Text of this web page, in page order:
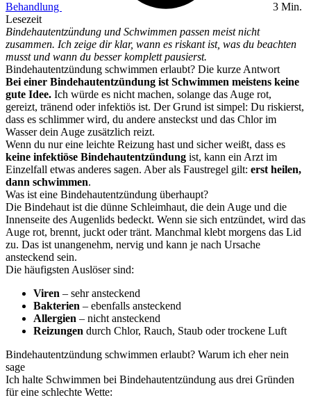
Behandlung
3 Min.
Lesezeit
Bindehautentzündung und Schwimmen passen meist nicht
zusammen. Ich zeige dir klar, wann es riskant ist, was du beachten
musst und wann du besser komplett pausierst.
Bindehautentzündung schwimmen erlaubt? Die kurze Antwort
Bei einer Bindehautentzündung ist Schwimmen meistens keine
gute Idee. Ich würde es nicht machen, solange das Auge rot,
gereizt, tränend oder infektiös ist. Der Grund ist simpel: Du riskierst,
dass es schlimmer wird, du andere ansteckst und das Chlor im
Wasser dein Auge zusätzlich reizt.
Wenn du nur eine leichte Reizung hast und sicher weißt, dass es
keine infektiöse Bindehautentzündung ist, kann ein Arzt im
Einzelfall etwas anderes sagen. Aber als Faustregel gilt: erst heilen,
dann schwimmen.
Was ist eine Bindehautentzündung überhaupt?
Die Bindehaut ist die dünne Schleimhaut, die dein Auge und die
Innenseite des Augenlids bedeckt. Wenn sie sich entzündet, wird das
Auge rot, brennt, juckt oder tränt. Manchmal klebt morgens das Lid
zu. Das ist unangenehm, nervig und kann je nach Ursache
ansteckend sein.
Die häufigsten Auslöser sind:
Viren – sehr ansteckend
Bakterien – ebenfalls ansteckend
Allergien – nicht ansteckend
Reizungen durch Chlor, Rauch, Staub oder trockene Luft
Bindehautentzündung schwimmen erlaubt? Warum ich eher nein
sage
Ich halte Schwimmen bei Bindehautentzündung aus drei Gründen
für eine schlechte Wette: